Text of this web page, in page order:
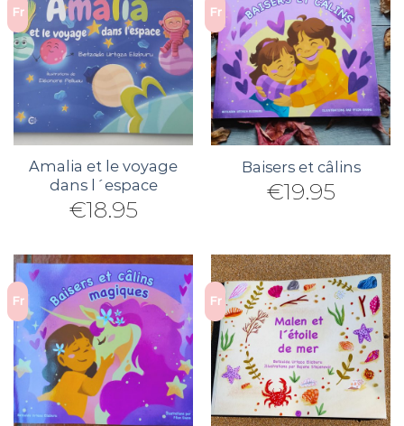
Fr
Amalia et le voyage
dans l´espace
€18.95
Fr
Baisers et câlins
€19.95
Fr Fr